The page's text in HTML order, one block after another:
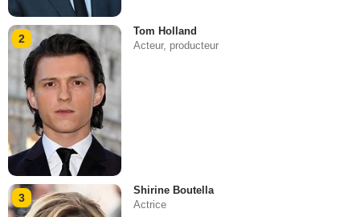
2
Tom Holland
Acteur, producteur
3
Shirine Boutella
Actrice